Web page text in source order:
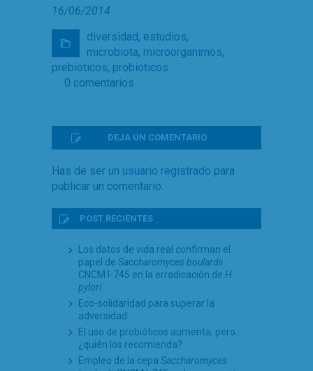
16/06/2014
diversidad, estudios,
microbiota, microorganimos,
prebioticos, probioticos
0 comentarios
DEJA UN COMENTARIO
Has de ser un usuario registrado para
publicar un comentario.
POST RECIENTES
Los datos de vida real confirman el
papel de Saccharomyces boulardii
CNCM I-745 en la erradicación de H.
pylori
Eco-solidaridad para superar la
adversidad
El uso de probióticos aumenta, pero…
¿quién los recomienda?
Empleo de la cepa Saccharomyces